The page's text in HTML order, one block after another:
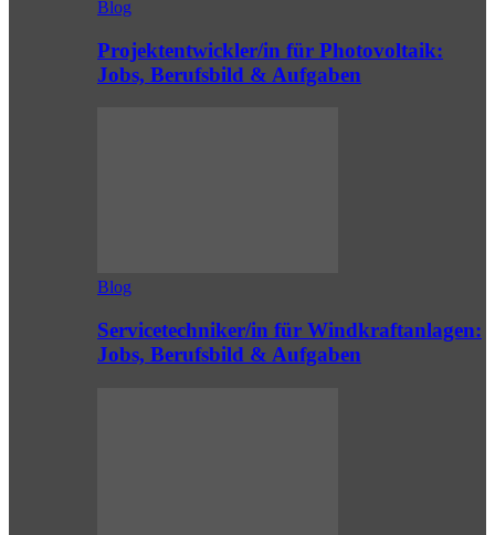
Blog
Projektentwickler/in für Photovoltaik:
Jobs, Berufsbild & Aufgaben
Blog
Servicetechniker/in für Windkraftanlagen:
Jobs, Berufsbild & Aufgaben